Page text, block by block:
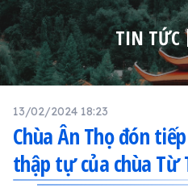
TIN TỨC
13/02/2024 18:23
Chùa Ân Thọ đón
thập tự của chùa Từ